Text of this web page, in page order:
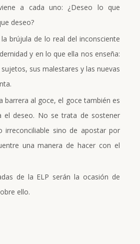
a cada uno: ¿Deseo lo que
deseo?
brújula de lo real del inconsciente
y en lo que ella nos enseña:
sus malestares y las nuevas
barrera al goce, el goce también es
el deseo. No se trata de sostener
irreconciliable sino de apostar por
una manera de hacer con el
de la ELP serán la ocasión de
ello.